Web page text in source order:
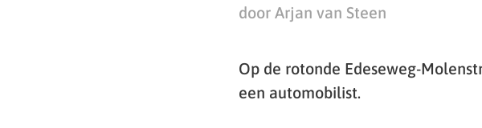
door Arjan van Steen
Op de rotonde Edeseweg-
een automobilist.